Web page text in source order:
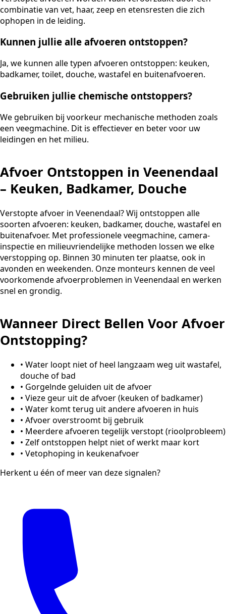
combinatie van vet, haar, zeep en etensresten die zich
ophopen in de leiding.
Kunnen jullie alle afvoeren ontstoppen?
Ja, we kunnen alle typen afvoeren ontstoppen: keuken,
badkamer, toilet, douche, wastafel en buitenafvoeren.
Gebruiken jullie chemische ontstoppers?
We gebruiken bij voorkeur mechanische methoden zoals
een veegmachine. Dit is effectiever en beter voor uw
leidingen en het milieu.
Afvoer Ontstoppen in Veenendaal
– Keuken, Badkamer, Douche
Verstopte afvoer in Veenendaal? Wij ontstoppen alle
soorten afvoeren: keuken, badkamer, douche, wastafel en
buitenafvoer. Met professionele veegmachine, camera-
inspectie en milieuvriendelijke methoden lossen we elke
verstopping op. Binnen 30 minuten ter plaatse, ook in
avonden en weekenden. Onze monteurs kennen de veel
voorkomende afvoerproblemen in Veenendaal en werken
snel en grondig.
Wanneer Direct Bellen Voor Afvoer
Ontstopping?
• Water loopt niet of heel langzaam weg uit wastafel,
douche of bad
• Gorgelnde geluiden uit de afvoer
• Vieze geur uit de afvoer (keuken of badkamer)
• Water komt terug uit andere afvoeren in huis
• Afvoer overstroomt bij gebruik
• Meerdere afvoeren tegelijk verstopt (rioolprobleem)
• Zelf ontstoppen helpt niet of werkt maar kort
• Vetophoping in keukenafvoer
Herkent u één of meer van deze signalen?